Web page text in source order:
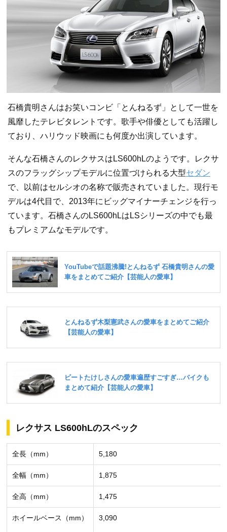
石橋貴明さんはお笑いコンビ「とんねるず」として一世を
風靡したテレビタレントです。歌手や俳優としても活躍し
ており、ハリウッド映画にも何度か出演しています。
そんな石橋さんのレクサスはLS600hLのようです。レクサ
スのフラッグシップモデルに位置づけられる大型セダン
で、以前はセルシオの名称で販売されていました。現行モ
デルは4代目で、2013年にビッグマイナーチェンジを行っ
ています。石橋さんのLS600hLはLSシリーズの中でも最
もプレミアムなモデルです。
レクサス LS600hLのスペック
全長（mm） 5,180
全幅（mm） 1,875
全高（mm） 1,475
ホイールベース（mm） 3,090